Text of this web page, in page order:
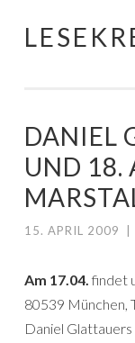
Springe
DANIEL
UND 18.
15. APRIL 2009
Am 17.04. findet
80539 München,
Daniel